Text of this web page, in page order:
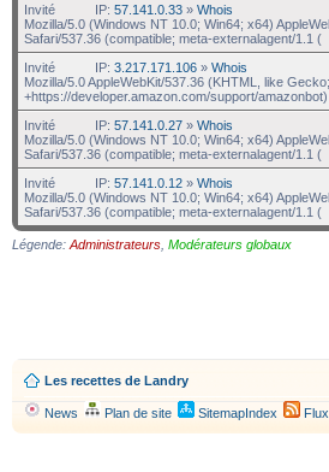
Invité
IP: 57.141.0.33 » Whois
Mozilla/5.0 (Windows NT 10.0; Win64; x64)
Safari/537.36 (compatible; meta-externalagent/1.1 (
Invité
IP: 3.217.171.106 » Whois
Mozilla/5.0 AppleWebKit/537.36 (KHTML, like
+https://developer.amazon.com/support/
Invité
IP: 57.141.0.27 » Whois
Mozilla/5.0 (Windows NT 10.0; Win64; x64)
Safari/537.36 (compatible; meta-externalagent/1.1 (
Invité
IP: 57.141.0.12 » Whois
Mozilla/5.0 (Windows NT 10.0; Win64; x64)
Safari/537.36 (compatible; meta-externalagent/1.1 (
Légende: Administrateurs Modérateurs globaux
Les recettes de Landry
News Plan de site SitemapIndex